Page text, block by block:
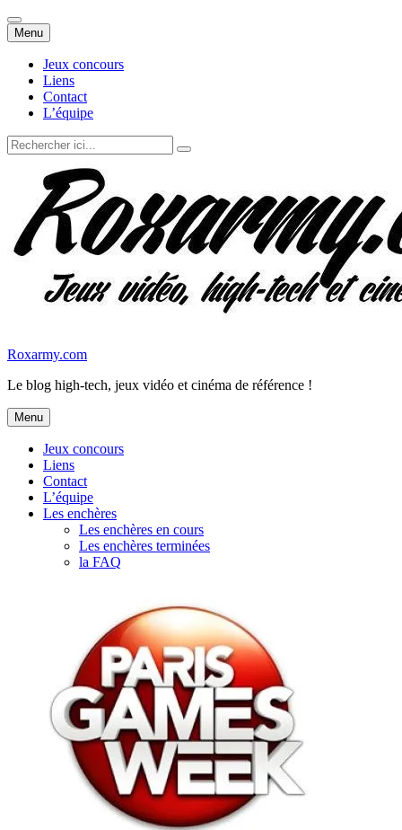
Menu Aller
au
contenu
Jeux concours
Liens
Contact
L’équipe
Recherche
pour
Roxarmy.com
Le blog high-tech, jeux vidéo et cinéma de référence !
Menu Aller
au
contenu
Jeux concours
Liens
Contact
L’équipe
Les enchères
Les enchères en cours
Les enchères terminées
la FAQ